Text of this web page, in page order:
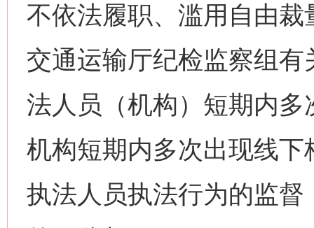
不依法履职、滥用自由裁
交通运输厅纪检监察组
法人员（机构）短期内
机构短期内多次出现线
执法人员执法行为的监督